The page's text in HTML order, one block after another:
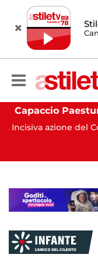
Capaccio Paestum, evasione tassa di soggiorno: scoperte 49 strutture fantasma, elevate 132 sanzioni
di